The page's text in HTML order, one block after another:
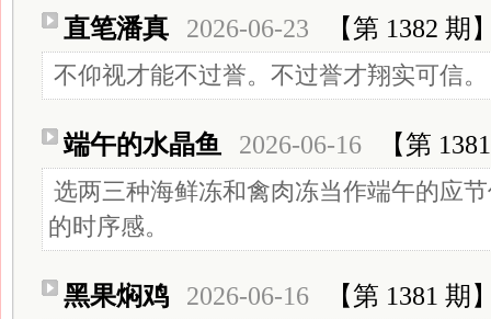
直笔潘真 2026-06-23 【第 1382 期
不仰视才能不过誉。不过誉才翔实可信。
端午的水晶鱼 2026-06-16 【第
选两三种海鲜冻和禽肉冻当作端午的应
的时序感。
黑果焖鸡 2026-06-16 【第 1381 期